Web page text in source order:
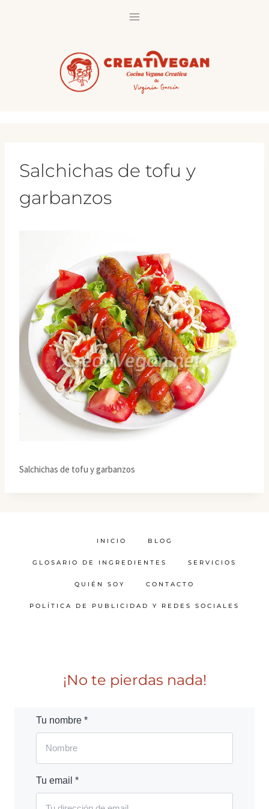
Salchichas de tofu y
garbanzos
Salchichas de tofu y garbanzos
INICIO BLOG
GLOSARIO DE INGREDIENTES SERVICIOS
QUIÉN SOY CONTACTO
POLÍTICA DE PUBLICIDAD Y REDES SOCIALES
¡No te pierdas nada!
Tu nombre *
Tu email *